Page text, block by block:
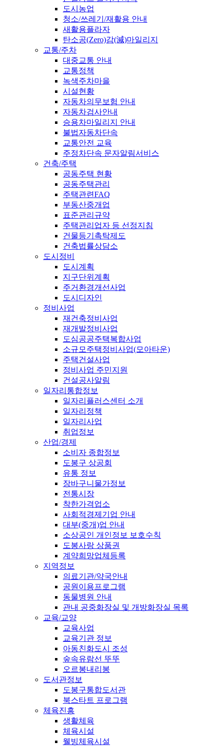
도시농업
청소/쓰레기/재활용 안내
새활용플라자
탄소공(Zero)감(減)마일리지
교통/주차
대중교통 안내
교통정책
녹색주차마을
시설현황
자동차의무보험 안내
자동차검사안내
승용차마일리지 안내
불법자동차단속
교통안전 교육
주정차단속 문자알림서비스
건축/주택
공동주택 현황
공동주택관리
주택관련FAQ
부동산중개업
표준관리규약
주택관리업자 등 선정지침
건물등기촉탁제도
건축법률상담소
도시정비
도시계획
지구단위계획
주거환경개선사업
도시디자인
정비사업
재건축정비사업
재개발정비사업
도심공공주택복합사업
소규모주택정비사업(모아타운)
주택건설사업
정비사업 주민지원
건설공사알림
일자리통합정보
일자리플러스센터 소개
일자리정책
일자리사업
취업정보
산업/경제
소비자 종합정보
도봉구 상공회
유통 정보
장바구니물가정보
전통시장
착한가격업소
사회적경제기업 안내
대부(중개)업 안내
소상공인 개인정보 보호수칙
도봉사랑 상품권
계약희망업체등록
지역정보
의료기관/약국안내
공원이용프로그램
동물병원 안내
관내 공중화장실 및 개방화장실 목록
교육/교양
교육사업
교육기관 정보
아동친화도시 조성
숲속유람선 뚜뚜
오르봉내리봉
도서관정보
도봉구통합도서관
북스타트 프로그램
체육진흥
생활체육
체육시설
웰빙체육시설